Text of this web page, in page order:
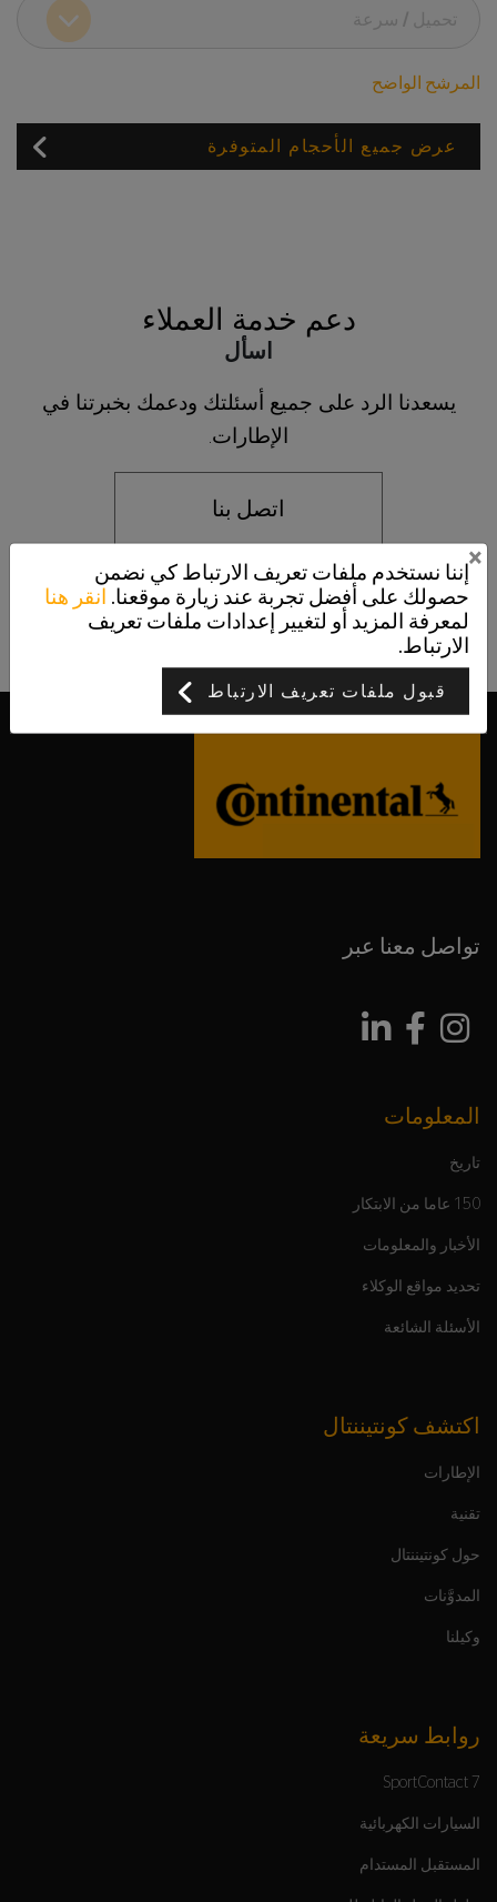
المرشح الواضح
عرض جميع الأحجام المتوفرة
دعم خدمة العملاء
اسأل
يسعدنا الرد على جميع أسئلتك ودعمك بخبرتنا في
الإطارات.
اتصل بنا
تواصل معنا عبر
المعلومات
تاريخ
150 عاما من الابتكار
الأخبار والمعلومات
تحديد مواقع الوكلاء
الأسئلة الشائعة
اكتشف كونتيننتال
الإطارات
تقنية
حول كونتيننتال
المدوَّنات
وكيلنا
روابط سريعة
SportContact 7
السيارات الكهربائية
المستقبل المستدام
إننا نستخدم ملفات تعريف الارتباط كي نضمن
حصولك على أفضل تجربة عند زيارة موقعنا. انقر هنا
لمعرفة المزيد أو لتغيير إعدادات ملفات تعريف
الارتباط.
قبول ملفات تعريف الارتباط
×